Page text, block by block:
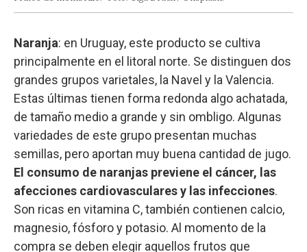
Naranja: en Uruguay, este producto se cultiva
principalmente en el litoral norte. Se distinguen dos
grandes grupos varietales, la Navel y la Valencia.
Estas últimas tienen forma redonda algo achatada,
de tamaño medio a grande y sin ombligo. Algunas
variedades de este grupo presentan muchas
semillas, pero aportan muy buena cantidad de jugo.
El consumo de naranjas previene el cáncer, las
afecciones cardiovasculares y las infecciones.
Son ricas en vitamina C, también contienen calcio,
magnesio, fósforo y potasio. Al momento de la
compra se deben elegir aquellos frutos que